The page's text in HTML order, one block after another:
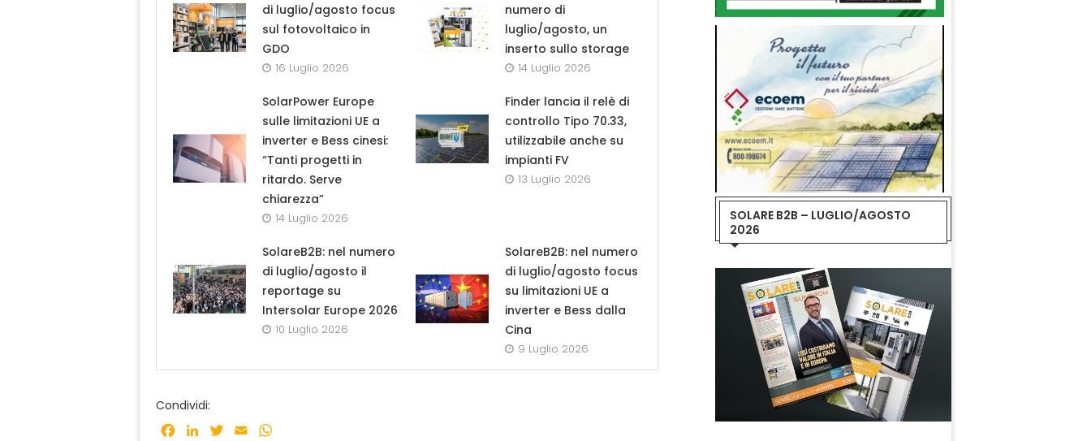
di luglio/agosto focus
sul fotovoltaico in
GDO
16 Luglio 2026
numero di
luglio/agosto, un
inserto sullo storage
14 Luglio 2026
SolarPower Europe
sulle limitazioni UE a
inverter e Bess cinesi:
“Tanti progetti in
ritardo. Serve
chiarezza”
14 Luglio 2026
Finder lancia il relè di
controllo Tipo 70.33,
utilizzabile anche su
impianti FV
13 Luglio 2026
SolareB2B: nel numero
di luglio/agosto il
reportage su
Intersolar Europe 2026
10 Luglio 2026
SolareB2B: nel numero
di luglio/agosto focus
su limitazioni UE a
inverter e Bess dalla
Cina
9 Luglio 2026
Condividi:
Facebook
LinkedInTwitter
Email
SOLARE B2B – LUGLIO/AGOSTO
2026